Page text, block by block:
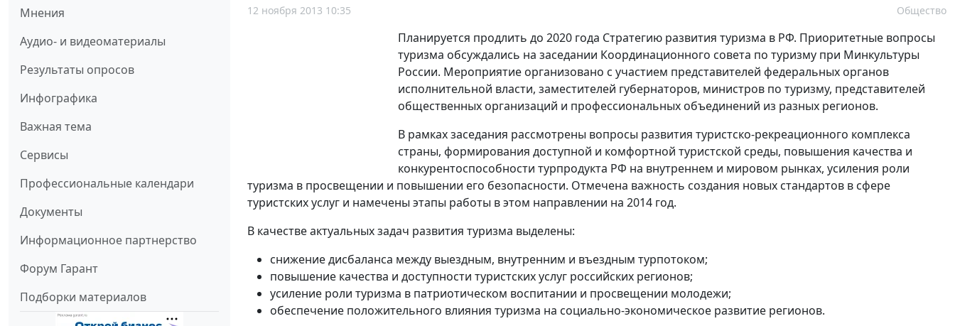
Мнения
Аудио- и видеоматериалы
Результаты опросов
Инфографика
Важная тема
Сервисы
Профессиональные календари
Документы
Информационное партнерство
Форум Гарант
Подборки материалов
12 ноября 2013 10:35 Общество
Планируется продлить до 2020 года Стратегию развития туризма в РФ. Приоритетные вопросы
туризма обсуждались на заседании Координационного совета по туризму при Минкультуры
России. Мероприятие организовано с участием представителей федеральных органов
исполнительной власти, заместителей губернаторов, министров по туризму, представителей
общественных организаций и профессиональных объединений из разных регионов.
В рамках заседания рассмотрены вопросы развития туристско-рекреационного комплекса
страны, формирования доступной и комфортной туристской среды, повышения качества и
конкурентоспособности турпродукта РФ на внутреннем и мировом рынках, усиления роли
туризма в просвещении и повышении его безопасности. Отмечена важность создания новых стандартов в сфере
туристских услуг и намечены этапы работы в этом направлении на 2014 год.
В качестве актуальных задач развития туризма выделены:
снижение дисбаланса между выездным, внутренним и въездным турпотоком;
повышение качества и доступности туристских услуг российских регионов;
усиление роли туризма в патриотическом воспитании и просвещении молодежи;
обеспечение положительного влияния туризма на социально-экономическое развитие регионов.